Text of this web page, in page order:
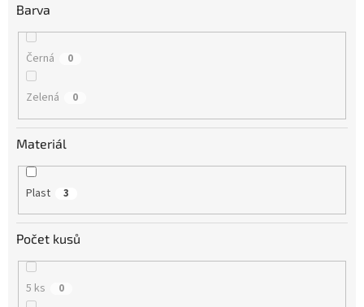
Barva
Černá 0
Zelená 0
Materiál
Plast 3
Počet kusů
5 ks 0